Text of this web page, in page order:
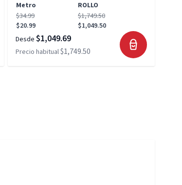
Metro
ROLLO
$34.99
$20.99
$1,749.50
$1,049.50
Desde $1,049.69
Precio habitual$1,749.50